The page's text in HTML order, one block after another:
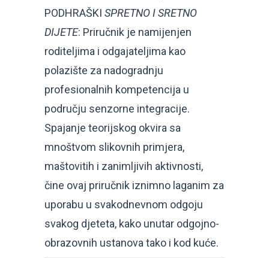
PODHRAŠKI SPRETNO I SRETNO
DIJETE: Priručnik je namijenjen
roditeljima i odgajateljima kao
polazište za nadogradnju
profesionalnih kompetencija u
području senzorne integracije.
Spajanje teorijskog okvira sa
mnoštvom slikovnih primjera,
maštovitih i zanimljivih aktivnosti,
čine ovaj priručnik iznimno laganim za
uporabu u svakodnevnom odgoju
svakog djeteta, kako unutar odgojno-
obrazovnih ustanova tako i kod kuće.